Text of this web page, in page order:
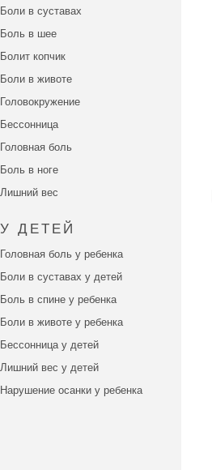
Боли в суставах
Боль в шее
Болит копчик
Боли в животе
Головокружение
Бессонница
Головная боль
Боль в ноге
Лишний вес
У ДЕТЕЙ
Головная боль у ребенка
Боли в суставах у детей
Боль в спине у ребенка
Боли в животе у ребенка
Бессонница у детей
Лишний вес у детей
Нарушение осанки у ребенка